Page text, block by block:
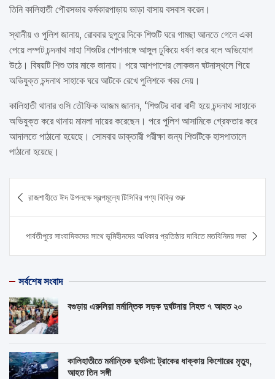
তিনি কালিহাতী পৌরসভার কর্মকারপাড়ায় ভাড়া বাসায় বসবাস করেন।
স্থানীয় ও পুলিশ জানায়, রোববার দুপুরে দিকে শিশুটি ঘরে গামছা আনতে গেলে একা
পেয়ে লম্পট চন্দনাথ সাহা শিশুটির গোপনাঙ্গে আঙ্গুল ঢুকিয়ে ধর্ষণ করে বলে অভিযোগ
উঠে। বিষয়টি শিশু তার মাকে জানায়। পরে আশপাশের লোকজন ঘটনাস্থলে গিয়ে
অভিযুক্ত চন্দনাথ সাহাকে ঘরে আটকে রেখে পুলিশকে খবর দেয়।
কালিহাতী থানার ওসি তৌফিক আজম জানান, ‘শিশুটির বাবা বাদী হয়ে চন্দনাথ সাহাকে
অভিযুক্ত করে থানায় মামলা দায়ের করেছেন। পরে পুলিশ আসামিকে গ্রেফতার করে
আদালতে পাঠানো হয়েছে। সোমবার ডাক্তারী পরীক্ষা জন্য শিশুটিকে হাসপাতালে
পাঠানো হয়েছে।
navigation
রাজশাহীতে ঈদ উপলক্ষে স্বল্পমূল্যে টিসিবির পণ্য বিক্রি শুরু
পার্বতীপুরে সাংবাদিকদের সাথে ভূমিহীনদের অধিকার প্রতিষ্ঠার দাবিতে মতবিনিময় সভা
সর্বশেষ সংবাদ
বগুড়ায় এরুলিয়া মর্মান্তিক সড়ক দুর্ঘটনায় নিহত ৭ আহত ২০
কালিহাতীতে মর্মান্তিক দুর্ঘটনা: ট্রাকের ধাক্কায় কিশোরের মৃত্যু,
আহত তিন সঙ্গী